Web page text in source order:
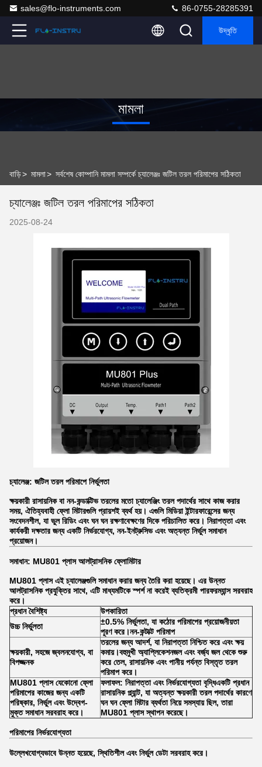
sales@flo-instruments.com 86-0755-28285391
উদ্ধৃতি
মামলা
বাড়ি> মামলা> সর্বশেষ কোম্পানি মামলা সম্পর্কে চ্যালেঞ্জঃ জটিল তরল পরিমাপের সঠিকতা
চ্যালেঞ্জঃ জটিল তরল পরিমাপের সঠিকতা
2025-08-24
চ্যালেঞ্জ: জটিল তরল পরিমাপে নির্ভুলতা
ক্ষয়কারী রাসায়নিক বা নন-কন্ডাক্টিভ তরলের মতো চ্যালেঞ্জিং তরল পদার্থের সাথে কাজ করার
সময়, ঐতিহ্যবাহী ফ্লো মিটারগুলি প্রায়শই ব্যর্থ হয়। এগুলি মিডিয়া ইন্টারফারেন্সের জন্য
সংবেদনশীল, যা ভুল রিডিং এবং ঘন ঘন রক্ষণাবেক্ষণের দিকে পরিচালিত করে। নিরাপত্তা এবং
কার্যকরী দক্ষতার জন্য একটি নির্ভরযোগ্য, নন-ইনট্রুসিভ এবং অত্যন্ত নির্ভুল সমাধান
প্রয়োজন।
সমাধান: MU801 প্লাস আলট্রাসনিক ফ্লোমিটার
MU801 প্লাস এই চ্যালেঞ্জগুলি সমাধান করার জন্য তৈরি করা হয়েছে। এর উন্নত
আলট্রাসনিক প্রযুক্তির সাথে, এটি মাধ্যমটিকে স্পর্শ না করেই ব্যতিক্রমী পারফরম্যান্স সরবরাহ
করে।
প্রধান বৈশিষ্ট্য
উপকারিতা
উচ্চ নির্ভুলতা
±0.5% নির্ভুলতা, যা কঠোর পরিমাপের প্রয়োজনীয়তা
পূরণ করে।নন-কন্টাক্ট পরিমাপ
ক্ষয়কারী, সহজে জ্বলনযোগ্য, বা
বিপজ্জনক
তরলের জন্য আদর্শ, যা নিরাপত্তা নিশ্চিত করে এবং ক্ষয়
কমায়।বহুমুখী অ্যাপ্লিকেশনজল এবং বর্জ্য জল থেকে শুরু
করে তেল, রাসায়নিক এবং পানীয় পর্যন্ত বিস্তৃত তরল
পরিমাপ করে।
MU801 প্লাস যেকোনো ফ্লো
পরিমাপের কাজের জন্য একটি
পরিষ্কার, নির্ভুল এবং উদ্বেগ-
মুক্ত সমাধান সরবরাহ করে।
ফলাফল: নিরাপত্তা এবং নির্ভরযোগ্যতা বৃদ্ধিএকটি প্রধান
রাসায়নিক প্ল্যান্ট, যা অত্যন্ত ক্ষয়কারী তরল পদার্থের কারণে
ঘন ঘন ফ্লো মিটার ব্যর্থতা নিয়ে সমস্যায় ছিল, তারা
MU801 প্লাস স্থাপন করেছে।
পরিমাপের নির্ভরযোগ্যতা
উল্লেখযোগ্যভাবে উন্নত হয়েছে, স্থিতিশীল এবং নির্ভুল ডেটা সরবরাহ করে।